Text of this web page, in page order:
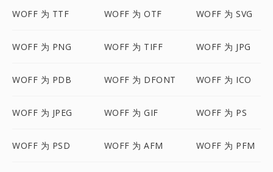
WOFF 为 TTF WOFF 为 OTF WOFF 为 SVG
WOFF 为 PNG WOFF 为 TIFF WOFF 为 JPG
WOFF 为 PDB WOFF 为 DFONT WOFF 为 ICO
WOFF 为 JPEG WOFF 为 GIF WOFF 为 PS
WOFF 为 PSD WOFF 为 AFM WOFF 为 PFM